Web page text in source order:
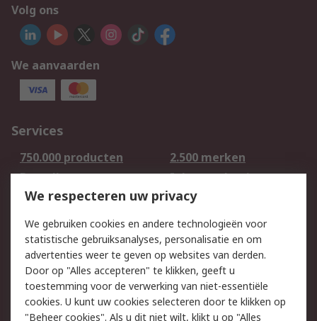
Volg ons
We aanvaarden
Services
750.000 producten
2.500 merken
Bestellen
Inkoopoplossingen
Retouren
Technisch advies
Track & Trace
Wettelijk
Cookiebeleid
Email veiligheid
Privacybeleid -
Bijgewerkt
Websitevoorwaarden
We respecteren uw privacy
We gebruiken cookies en andere technologieën voor
statistische gebruiksanalyses, personalisatie en om
advertenties weer te geven op websites van derden.
Door op "Alles accepteren" te klikken, geeft u
toestemming voor de verwerking van niet-essentiële
cookies. U kunt uw cookies selecteren door te klikken op
"Beheer cookies". Als u dit niet wilt, klikt u op "Alles